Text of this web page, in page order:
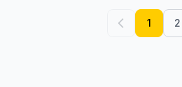
1 2